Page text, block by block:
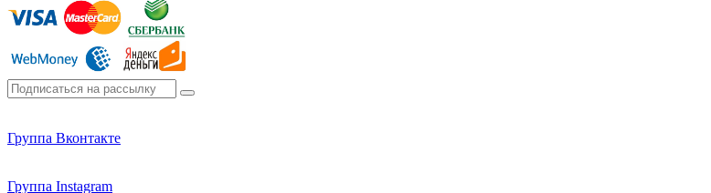
Группа Вконтакте
Группа Instagram